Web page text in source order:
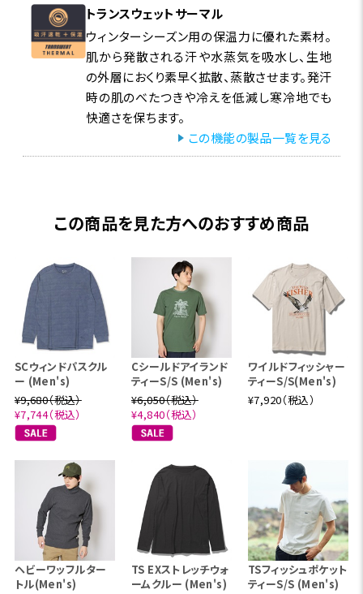
トランスウェットサーマル
ウィンターシーズン用の保温力に優れた素材。
肌から発散される汗や水蒸気を吸水し、生地
の外層におくり素早く拡散、蒸散させます。発汗
時の肌のべたつきや冷えを低減し寒冷地でも
快適さを保ちます。
この機能の製品一覧を見る
この商品を見た方へのおすすめ商品
SCウィンドパスクル
ー (Men's)
¥9,680（税込）
¥7,744（税込）
Cシールドアイランド
ティーS/S (Men's)
¥6,050（税込）
¥4,840（税込）
ワイルドフィッシャー
ティーS/S(Men's)
¥7,920（税込）
ヘビーワッフルター
トル(Men's)
TS EXストレッチウォ
ームクルー (Men's)
TSフィッシュポケット
ティーS/S (Men's)